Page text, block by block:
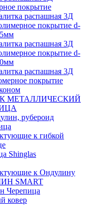
покрытие
распашная 3Д
покрытие d-
распашная 3Д
покрытие d-
распашная 3Д
покрытие
МЕТАЛЛИЧЕСКИЙ
рубероид
к гибкой
Shinglas
к Ондулину
SMART
Черепица
ковер